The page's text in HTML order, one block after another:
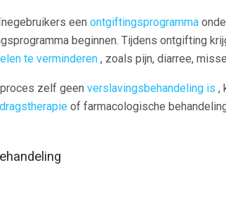
een ontgiftingsprogramma
beginnen. Tijdens ontgifting
te verminderen , zoals pijn, diarree,
zelf geen verslavingsbehandeling is ,
of farmacologische